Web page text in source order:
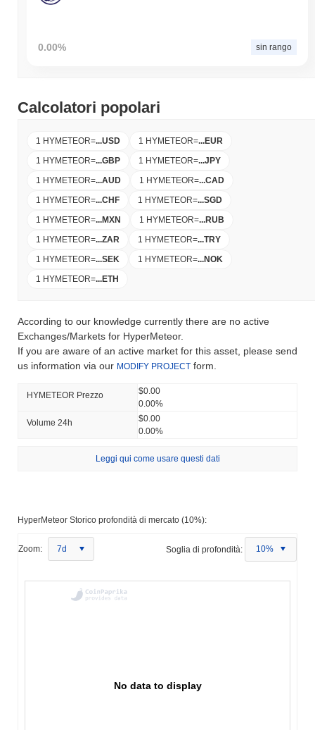
0.00% sin rango
Calcolatori popolari
1 HYMETEOR=...USD 1 HYMETEOR=...EUR
1 HYMETEOR=...GBP 1 HYMETEOR=...JPY
1 HYMETEOR=...AUD 1 HYMETEOR=...CAD
1 HYMETEOR=...CHF 1 HYMETEOR=...SGD
1 HYMETEOR=...MXN 1 HYMETEOR=...RUB
1 HYMETEOR=...ZAR 1 HYMETEOR=...TRY
1 HYMETEOR=...SEK 1 HYMETEOR=...NOK
1 HYMETEOR=...ETH
According to our knowledge currently there are no active
Exchanges/Markets for HyperMeteor.
If you are aware of an active market for this asset, please send
us information via our MODIFY PROJECT form.
HYMETEOR Prezzo
$0.00
0.00%
Volume 24h
$0.00
0.00%
Leggi qui come usare questi dati
HyperMeteor Storico profondità di mercato (10%):
Zoom: 7d Soglia di profondità: 10%
No data to display